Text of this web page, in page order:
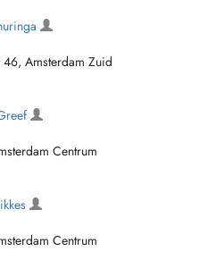
46, Amsterdam Zuid
Centrum
Centrum